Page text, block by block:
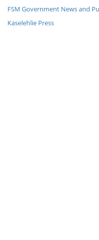
FSM Government News and
Kaselehlie Press